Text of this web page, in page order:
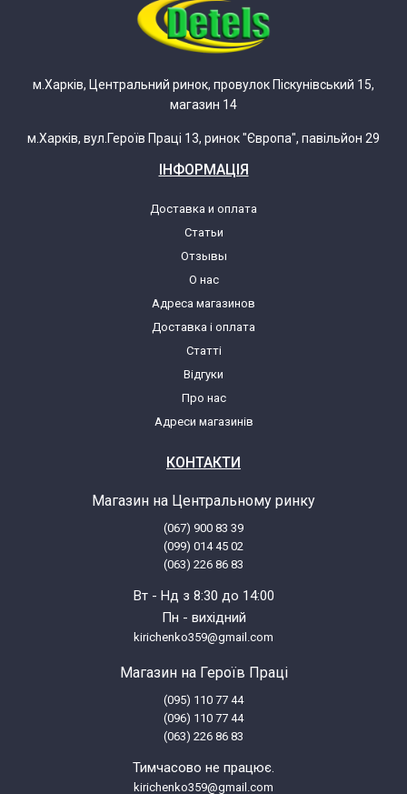
м.Харків, Центральний ринок, провулок Піскунівський 15,
магазин 14
м.Харків, вул.Героїв Праці 13, ринок "Європа", павільйон 29
ІНФОРМАЦІЯ
Доставка и оплата
Статьи
Отзывы
О нас
Адреса магазинов
Доставка і оплата
Статті
Відгуки
Про нас
Адреси магазинів
КОНТАКТИ
Магазин на Центральному ринку
(067) 900 83 39
(099) 014 45 02
(063) 226 86 83
Вт - Нд з 8:30 до 14:00
Пн - вихідний
kirichenko359@gmail.com
Магазин на Героїв Праці
(095) 110 77 44
(096) 110 77 44
(063) 226 86 83
Тимчасово не працює.
kirichenko359@gmail.com